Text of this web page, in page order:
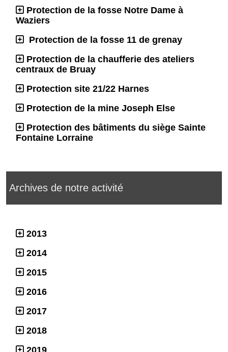
Protection de la fosse Notre Dame à
Waziers
Protection de la fosse 11 de grenay
Protection de la chaufferie des ateliers
centraux de Bruay
Protection site 21/22 Harnes
Protection de la mine Joseph Else
Protection des bâtiments du siège Sainte
Fontaine Lorraine
Archives de notre activité
2013
2014
2015
2016
2017
2018
2019